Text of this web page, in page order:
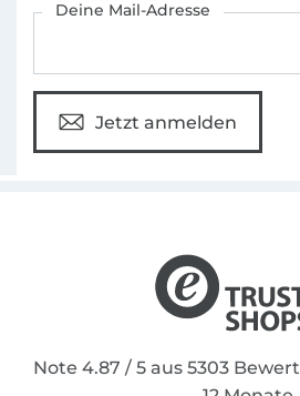
Deine Mail-Adresse
Jetzt anmelden
Note 4.87 / 5 aus 5303